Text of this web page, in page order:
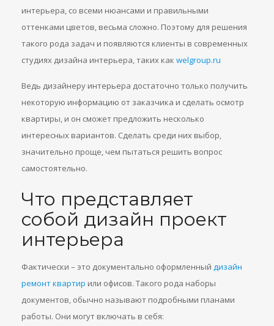
интерьера, со всеми нюансами и правильными
оттенками цветов, весьма сложно. Поэтому для решения
такого рода задач и появляются клиенты в современных
студиях дизайна интерьера, таких как welgroup.ru
Ведь дизайнеру интерьера достаточно только получить
некоторую информацию от заказчика и сделать осмотр
квартиры, и он сможет предложить несколько
интересных вариантов. Сделать среди них выбор,
значительно проще, чем пытаться решить вопрос
самостоятельно.
Что представляет
собой дизайн проект
интерьера
Фактически – это документально оформленный дизайн
ремонт квартир или офисов. Такого рода наборы
документов, обычно называют подробными планами
работы. Они могут включать в себя: